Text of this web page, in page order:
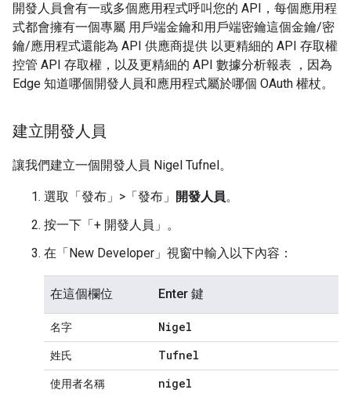
開發人員會有一或多個應用程式呼叫您的 API，每個應用程
式都會擁有一個專屬 用戶端金鑰和用戶端密鑰這個金鑰/密
鑰/應用程式還能為 API 供應商提供 以更精細的 API 存取權
控管 API 存取權，以及更精細的 API 數據分析報表 ，因為
Edge 知道哪個開發人員和應用程式屬於哪個 OAuth 權杖。
建立開發人員
讓我們建立一個開發人員 Nigel Tufnel。
選取「發布」>「發布」 開發人員。
按一下「+ 開發人員」 。
在「New Developer」 視窗中輸入以下內容：
在這個欄位 Enter 鍵
名字 Nigel
姓氏 Tufnel
使用者名稱 nigel